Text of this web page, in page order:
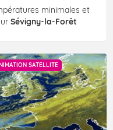
minimales et
Sévigny-la-Forêt
SATELLITE